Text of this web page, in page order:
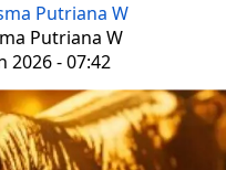
Putriana W
Putriana W
2026 - 07:42